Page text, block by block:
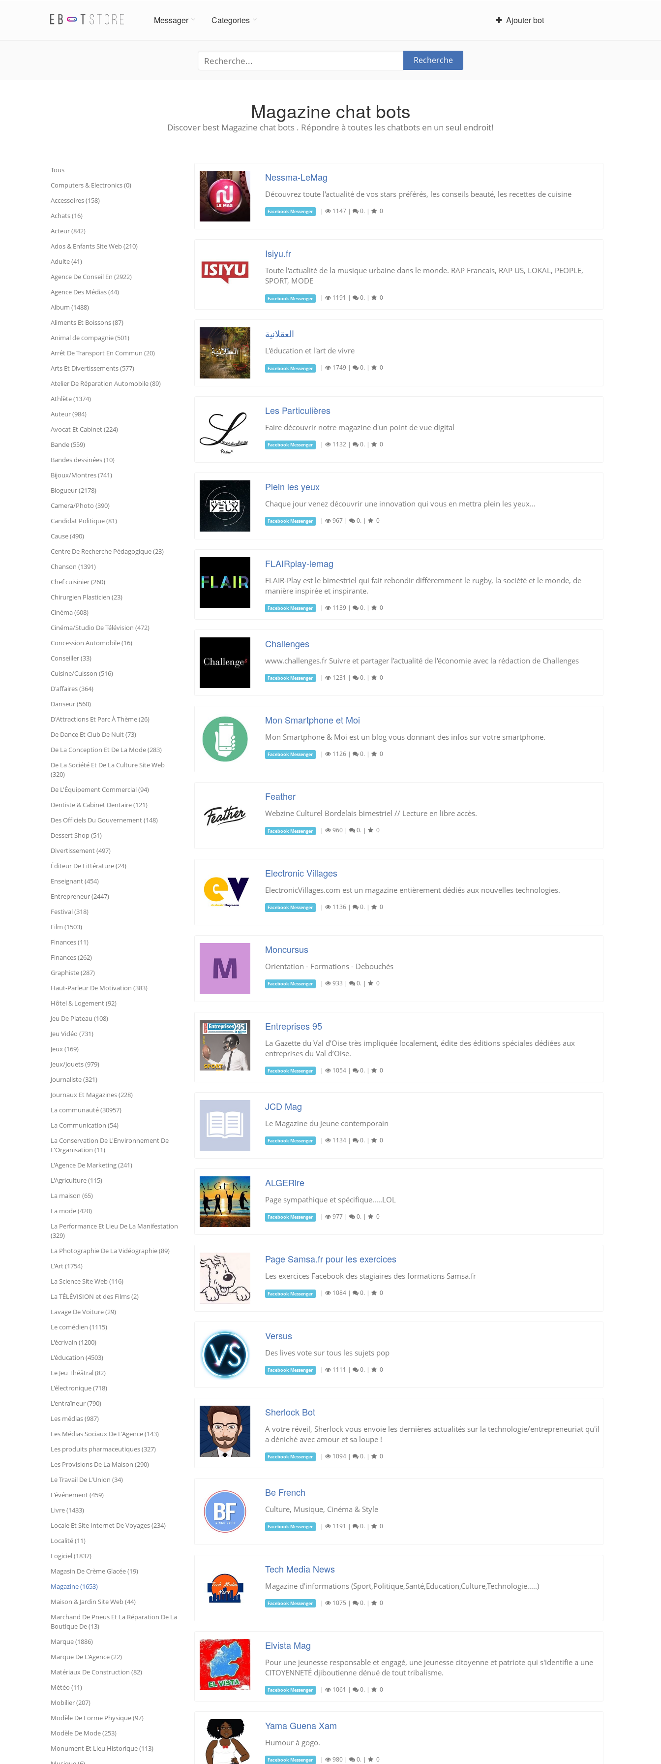
Messager Categories Ajouter bot
Recherche
Magazine chat bots
Discover best Magazine chat bots . Répondre à toutes les chatbots en un seul endroit!
Tous
Computers & Electronics (0)
Accessoires (158)
Achats (16)
Acteur (842)
Ados & Enfants Site Web (210)
Adulte (41)
Agence De Conseil En (2922)
Agence Des Médias (44)
Album (1488)
Aliments Et Boissons (87)
Animal de compagnie (501)
Arrêt De Transport En Commun (20)
Arts Et Divertissements (577)
Atelier De Réparation Automobile (89)
Athlète (1374)
Auteur (984)
Avocat Et Cabinet (224)
Bande (559)
Bandes dessinées (10)
Bijoux/Montres (741)
Blogueur (2178)
Camera/Photo (390)
Candidat Politique (81)
Cause (490)
Centre De Recherche Pédagogique (23)
Chanson (1391)
Chef cuisinier (260)
Chirurgien Plasticien (23)
Cinéma (608)
Cinéma/Studio De Télévision (472)
Concession Automobile (16)
Conseiller (33)
Cuisine/Cuisson (516)
D'affaires (364)
Danseur (560)
D'Attractions Et Parc À Thème (26)
De Dance Et Club De Nuit (73)
De La Conception Et De La Mode (283)
De La Société Et De La Culture Site Web
(320)
De L'Équipement Commercial (94)
Dentiste & Cabinet Dentaire (121)
Des Officiels Du Gouvernement (148)
Dessert Shop (51)
Divertissement (497)
Éditeur De Littérature (24)
Enseignant (454)
Entrepreneur (2447)
Festival (318)
Film (1503)
Finances (11)
Finances (262)
Graphiste (287)
Haut-Parleur De Motivation (383)
Hôtel & Logement (92)
Jeu De Plateau (108)
Jeu Vidéo (731)
Jeux (169)
Jeux/Jouets (979)
Journaliste (321)
Journaux Et Magazines (228)
La communauté (30957)
La Communication (54)
La Conservation De L'Environnement De
L'Organisation (11)
L'Agence De Marketing (241)
L'Agriculture (115)
La maison (65)
La mode (420)
La Performance Et Lieu De La Manifestation
(329)
La Photographie De La Vidéographie (89)
L'Art (1754)
La Science Site Web (116)
La TÉLÉVISION et des Films (2)
Lavage De Voiture (29)
Le comédien (1115)
L'écrivain (1200)
L'éducation (4503)
Le Jeu Théâtral (82)
L'électronique (718)
L'entraîneur (790)
Les médias (987)
Les Médias Sociaux De L'Agence (143)
Les produits pharmaceutiques (327)
Les Provisions De La Maison (290)
Le Travail De L'Union (34)
L'événement (459)
Livre (1433)
Locale Et Site Internet De Voyages (234)
Localité (11)
Logiciel (1837)
Magasin De Crème Glacée (19)
Magazine (1653)
Maison & Jardin Site Web (44)
Marchand De Pneus Et La Réparation De La
Boutique De (13)
Marque (1886)
Marque De L'Agence (22)
Matériaux De Construction (82)
Météo (11)
Mobilier (207)
Modèle De Forme Physique (97)
Modèle De Mode (253)
Monument Et Lieu Historique (113)
Nessma-LeMag
Découvrez toute l'actualité de vos stars préférés, les conseils beauté, les recettes de cuisine
Facebook Messenger | 1147| 0. | 0
Isiyu.fr
Toute l'actualité de la musique urbaine dans le monde. RAP Francais, RAP US, LOKAL, PEOPLE,
SPORT, MODE
Facebook Messenger | 1191 | 0. | 0
العقلانية
L'éducation et l'art de vivre
Facebook Messenger | 1749| 0. | 0
Les Particulières
Faire découvrir notre magazine d'un point de vue digital
Facebook Messenger | 1132| 0. | 0
Plein les yeux
Chaque jour venez découvrir une innovation qui vous en mettra plein les yeux...
Facebook Messenger | 967| 0. | 0
FLAIRplay-lemag
FLAIR-Play est le bimestriel qui fait rebondir différemment le rugby, la société et le monde, de
manière inspirée et inspirante.
Facebook Messenger | 1139| 0. | 0
Challenges
www.challenges.fr Suivre et partager l'actualité de l'économie avec la rédaction de Challenges
Facebook Messenger | 1231 | 0. | 0
Mon Smartphone et Moi
Mon Smartphone & Moi est un blog vous donnant des infos sur votre smartphone.
Facebook Messenger | 1126| 0. | 0
Feather
Webzine Culturel Bordelais bimestriel // Lecture en libre accès.
Facebook Messenger | 960| 0. | 0
Electronic Villages
ElectronicVillages.com est un magazine entièrement dédiés aux nouvelles technologies.
Facebook Messenger | 1136| 0. | 0
Moncursus
Orientation - Formations - Debouchés
Facebook Messenger | 933 | 0. | 0
Entreprises 95
La Gazette du Val d’Oise très impliquée localement, édite des éditions spéciales dédiées aux
entreprises du Val d’Oise.
Facebook Messenger | 1054| 0. | 0
JCD Mag
Le Magazine du Jeune contemporain
Facebook Messenger | 1134| 0. | 0
ALGERire
Page sympathique et spécifique.....LOL
Facebook Messenger | 977| 0. | 0
Page Samsa.fr pour les exercices
Les exercices Facebook des stagiaires des formations Samsa.fr
Facebook Messenger | 1084| 0. | 0
Versus
Des lives vote sur tous les sujets pop
Facebook Messenger | 1111 | 0. | 0
Sherlock Bot
A votre réveil, Sherlock vous envoie les dernières actualités sur la technologie/entrepreneuriat qu'il
a déniché avec amour et sa loupe !
Facebook Messenger | 1094| 0. | 0
Be French
Culture, Musique, Cinéma & Style
Facebook Messenger | 1191 | 0. | 0
Tech Media News
Magazine d'informations (Sport,Politique,Santé,Education,Culture,Technologie.....)
Facebook Messenger | 1075 | 0. | 0
Elvista Mag
Pour une jeunesse responsable et engagé, une jeunesse citoyenne et patriote qui s'identifie a une
CITOYENNETÉ djiboutienne dénué de tout tribalisme.
Facebook Messenger | 1061 | 0. | 0
Yama Guena Xam
Humour à gogo.
Facebook Messenger | 980| 0. | 0